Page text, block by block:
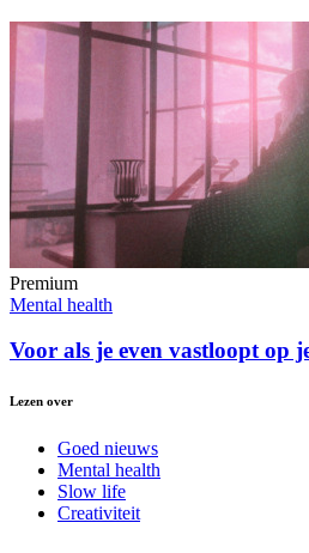
Premium
Mental health
Voor als je even vastloopt op
Lezen over
Goed nieuws
Mental health
Slow life
Creativiteit